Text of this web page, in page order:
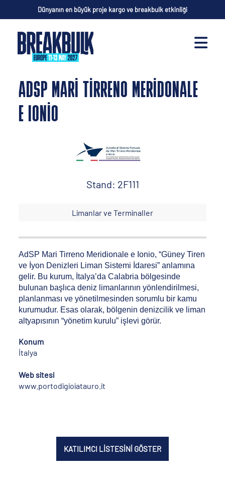
Dünyanın en büyük proje kargo ve breakbulk etkinliği
ADSP MARI TIRRENO MERIDONALE
E IONIO
Stand: 2F111
Limanlar ve Terminaller
AdSP Mari Tirreno Meridionale e Ionio, “Güney Tiren
ve İyon Denizleri Liman Sistemi İdaresi” anlamına
gelir. Bu kurum, İtalya’da Calabria bölgesinde
bulunan başlıca deniz limanlarının yönlendirilmesi,
planlanması ve yönetilmesinden sorumlu bir kamu
kurumudur. Esas olarak, bölgenin denizcilik ve liman
altyapısının “yönetim kurulu” işlevi görür.
Konum
İtalya
Web sitesi
www.portodigioiatauro.it
KATILIMCI LİSTESİNİ GÖSTER